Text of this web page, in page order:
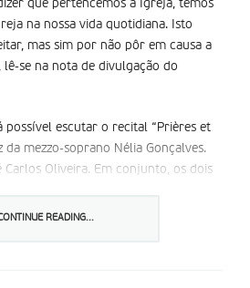
que pertencemos à Igreja, temos
na nossa vida quotidiana. Isto
mas sim por não pôr em causa a
lê-se na nota de divulgação do
possível escutar o recital “Prières et
da mezzo-soprano Nélia Gonçalves.
Carlos Oliveira. Em conjunto, os dois
e Camille Saint-Saëns. A entrada
READING...